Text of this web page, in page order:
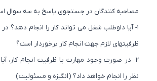
مصاحبه کنندگان در جستجوی پاسخ به سه سوال
۱- آیا داوطلب شغل می تواند کار را انجام دهد؟ در غیر
ظرفیتهای لازم جهت انجام کار برخوردار است؟
۲- در صورت وجود مهارت یا ظرفیت انجام کار، آیا
نظر را انجام خواهد داد؟ (انگیزه و مسئولیت)